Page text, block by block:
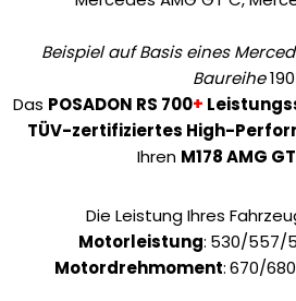
Beispiel auf Basis eines
Baureihe190
Das POSADON RS 700+
TÜV-zertifiziertes High-
Ihren M178 AMG
Die Leistung Ihres
Motorleistung: 530/557/
Motordrehmoment:670/